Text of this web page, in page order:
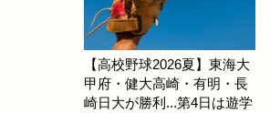
【高校野球2026夏】東海大
甲府・健大高崎・有明・長
崎日大が勝利...第4日は遊学